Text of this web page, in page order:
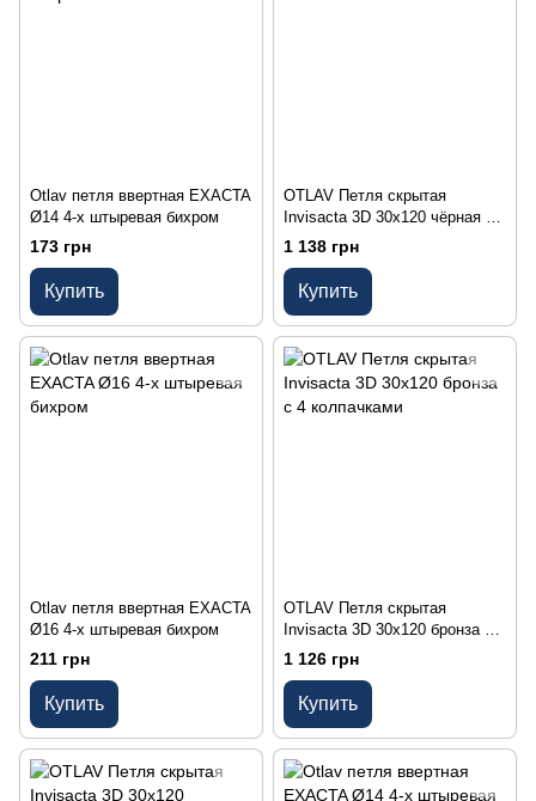
Otlav петля ввертная EXACTA
Ø14 4-х штыревая бихром
173 грн
Купить
OTLAV Петля скрытая
Invisacta 3D 30х120 чёрная с
4 колпачками
1 138 грн
Купить
Otlav петля ввертная EXACTA
Ø16 4-х штыревая бихром
211 грн
Купить
OTLAV Петля скрытая
Invisacta 3D 30х120 бронза с 4
колпачками
1 126 грн
Купить